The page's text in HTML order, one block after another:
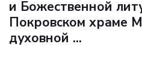
и Божественной
Покровском храме
духовной ...